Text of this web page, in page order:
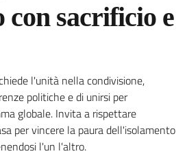
con sacrificio e
notizia
l'unità nella condivisione,
politiche e di unirsi per
globale. Invita a rispettare
per vincere la paura dell'isolamento
l'un l'altro.